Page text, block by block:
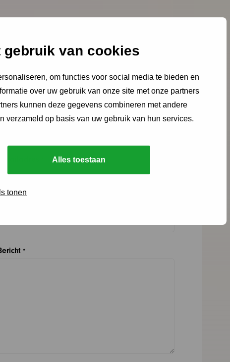
gebruik van cookies
om functies voor social media te bieden en
over uw gebruik van onze site met onze partners
kunnen deze gegevens combineren met andere
verzameld op basis van uw gebruik van hun services.
Alles toestaan
tonen
*" geeft vereiste velden aan
*